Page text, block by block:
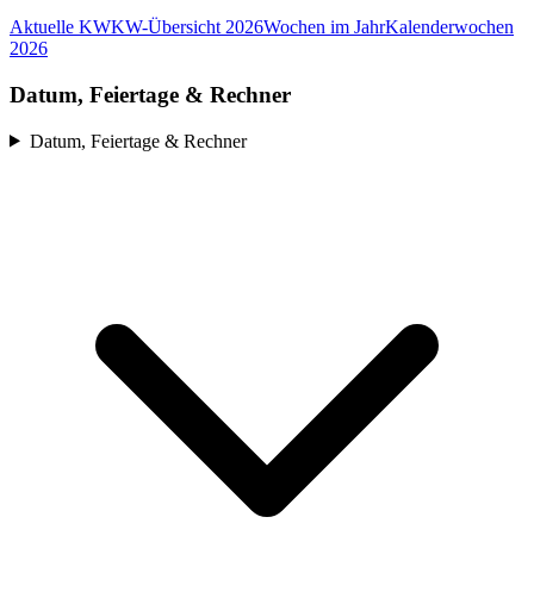
Aktuelle KWKW-Übersicht 2026Wochen im JahrKalenderwochen
2026
Datum, Feiertage & Rechner
Datum, Feiertage & Rechner